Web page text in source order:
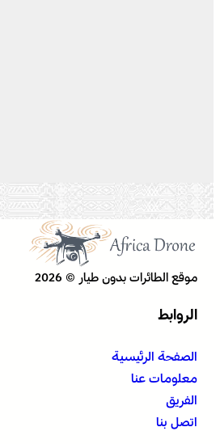
موقع الطائرات بدون طيار © 2026
الروابط
الصفحة الرئيسية
معلومات عنا
الفريق
اتصل بنا